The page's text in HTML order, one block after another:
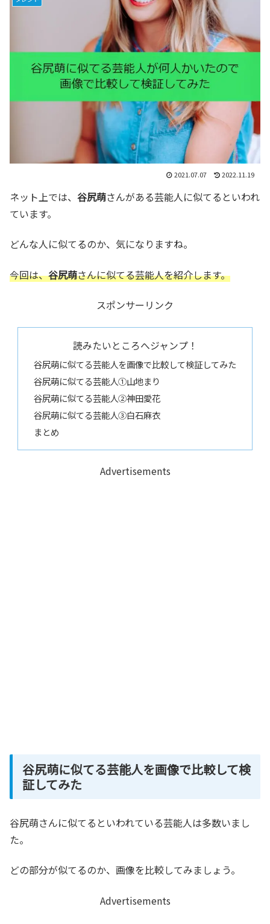
2021.07.07 2022.11.19
ネット上では、 谷尻萌さんがある芸能人に似てるといわれ
ています。
どんな人に似てるのか、気になりますね。
今回は、谷尻萌さんに似てる芸能人を紹介します。
スポンサーリンク
読みたいところへジャンプ！
谷尻萌に似てる芸能人を画像で比較して検証してみた
谷尻萌に似てる芸能人①山地まり
谷尻萌に似てる芸能人②神田愛花
谷尻萌に似てる芸能人③白石麻衣
まとめ
Advertisements
谷尻萌に似てる芸能人を画像で比較して検
証してみた
谷尻萌さんに似てるといわれている芸能人は多数いまし
た。
どの部分が似てるのか、画像を比較してみましょう。
Advertisements